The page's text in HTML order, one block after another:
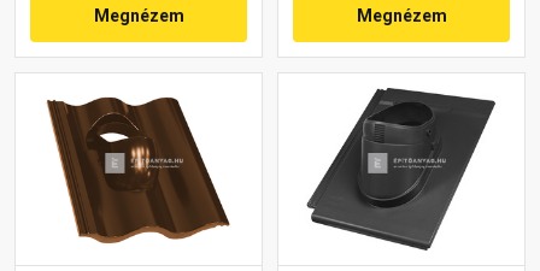
Megnézem Megnézem